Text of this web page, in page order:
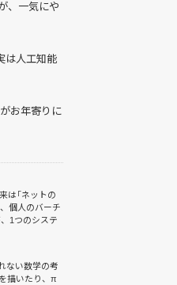
、一気にや
は人工知能
お年寄りに
は「ネットの
、個人のバーチ
、1つのシステ
ない数学の考
描いたり、π